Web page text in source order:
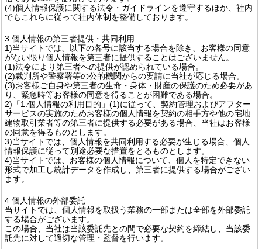
(4)個人情報保護に関する法令・ガイドラインを遵守するほか、社内
でもこれらに従って社内体制を整備しております。
3.個人情報の第三者提供・共同利用
1)当サイトでは、以下の各号に該当する場合を除き、お客様の同意
がない限り個人情報を第三者に提供することはございません。
(1)法令により第三者への提供が認められている場合。
(2)裁判所や警察署等の公的機関からの要請に当社が応じる場合。
(3)お客様ご自身や第三者の生命・身体・財産の保護のため必要があ
り、緊急時等お客様の同意を得ることが困難である場合。
2)「1.個人情報の利用目的」(1)に従って、契約管理およびアフター
サービスの実施のためお客様の個人情報を契約の相手方や他の宅地
建物取引業者等の第三者に提供する必要がある場合、当社はお客様
の同意を得るものとします。
3)当サイトでは、個人情報を共同利用する必要が生じる場合、個人
情報保護に従って別途必要な措置をとるものとします。
4)当サイトでは、お客様の個人情報について、個人を特定できない
形式で加工し統計データを作成し、第三者に提供する場合がござい
ます。
4.個人情報の外部委託
当サイトでは、個人情報を取扱う業務の一部または全部を外部委託
する場合がございます。
この場合、当社は当該委託先との間で必要な契約を締結し、当該委
託先に対して適切な管理・監督を行います。